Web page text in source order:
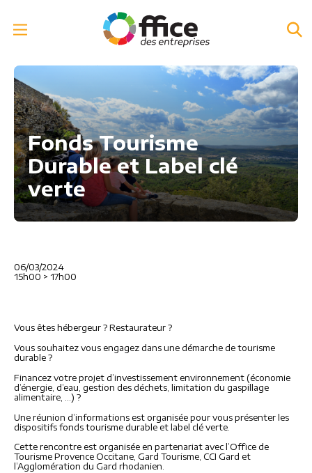
Fonds Tourisme
Durable et Label clé
verte
06/03/2024
15h00 > 17h00
Vous êtes hébergeur ? Restaurateur ?
Vous souhaitez vous engagez dans une démarche de tourisme
durable ?
Financez votre projet d’investissement environnement (économie
d’énergie, d’eau, gestion des déchets, limitation du gaspillage
alimentaire, …) ?
Une réunion d’informations est organisée pour vous présenter les
dispositifs fonds tourisme durable et label clé verte.
Cette rencontre est organisée en partenariat avec l’Office de
Tourisme Provence Occitane, Gard Tourisme, CCI Gard et
l’Agglomération du Gard rhodanien.